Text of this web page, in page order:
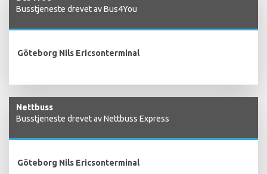
Busstjeneste drevet av Bus4You
Göteborg Nils Ericsonterminal
Nettbuss
Busstjeneste drevet av Nettbuss Express
Göteborg Nils Ericsonterminal